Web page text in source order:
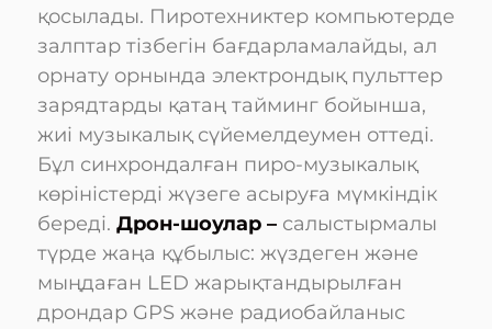
қосылады. Пиротехниктер компьютерде
залптар тізбегін бағдарламалайды, ал
орнату орнында электрондық пульттер
зарядтарды қатаң тайминг бойынша,
жиі музыкалық сүйемелдеумен оттеді.
Бұл синхрондалған пиро-музыкалық
көріністерді жүзеге асыруға мүмкіндік
береді. Дрон-шоулар – салыстырмалы
түрде жаңа құбылыс: жүздеген және
мыңдаған LED жарықтандырылған
дрондар GPS және радиобайланыс